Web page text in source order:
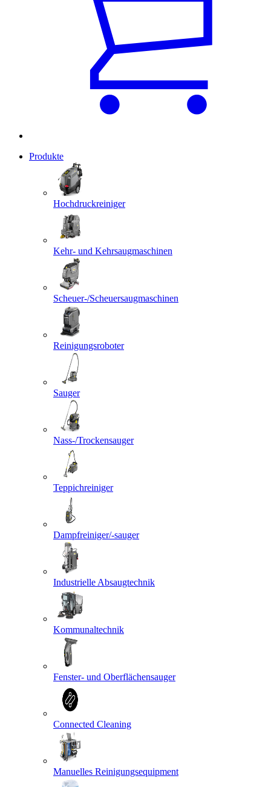
Produkte
Hochdruckreiniger
Kehr- und Kehrsaugmaschinen
Scheuer-/Scheuersaugmaschinen
Reinigungsroboter
Sauger
Nass-/Trockensauger
Teppichreiniger
Dampfreiniger/-sauger
Industrielle Absaugtechnik
Kommunaltechnik
Fenster- und Oberflächensauger
Connected Cleaning
Manuelles Reinigungsequipment